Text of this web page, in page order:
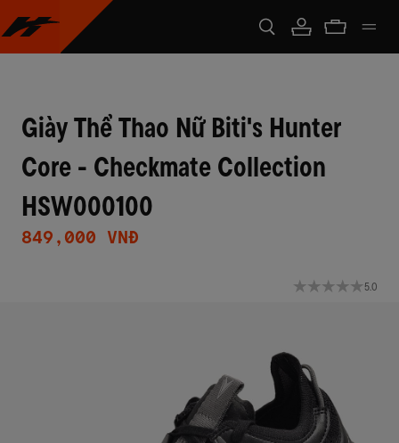
Giày Thể Thao Nữ Biti's Hunter
Core - Checkmate Collection
HSW000100
849,000 VNĐ
5.0